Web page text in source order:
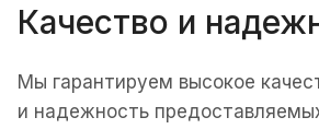
Качество и
Мы гарантируем высокое
и надежность